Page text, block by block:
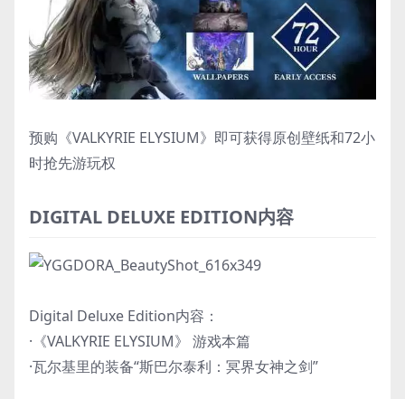
预购《VALKYRIE ELYSIUM》即可获得原创壁纸和72小
时抢先游玩权
DIGITAL DELUXE EDITION内容
Digital Deluxe Edition内容：
·《VALKYRIE ELYSIUM》 游戏本篇
·瓦尔基里的装备“斯巴尔泰利：冥界女神之剑”